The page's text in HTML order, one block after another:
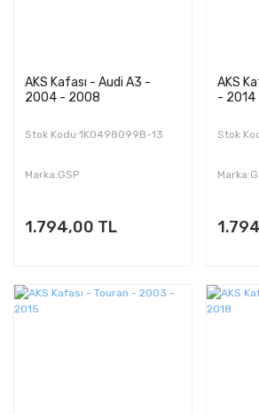
AKS Kafası - Audi A3 -
2004 - 2008
Stok Kodu:1K0498099B-13
Marka:GSP
1.794,00 TL
AKS
- 2014
Stok